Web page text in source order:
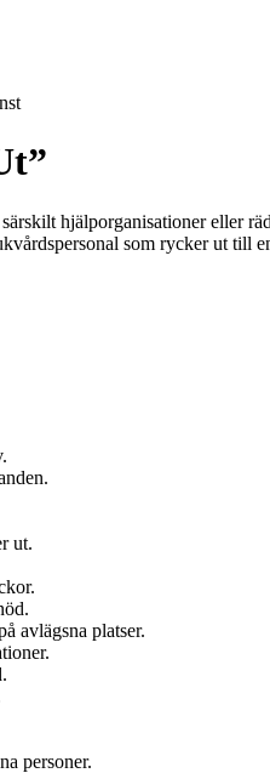
hjälporganisationer eller
som rycker ut till
ut.
avlägsna platser.
personer.